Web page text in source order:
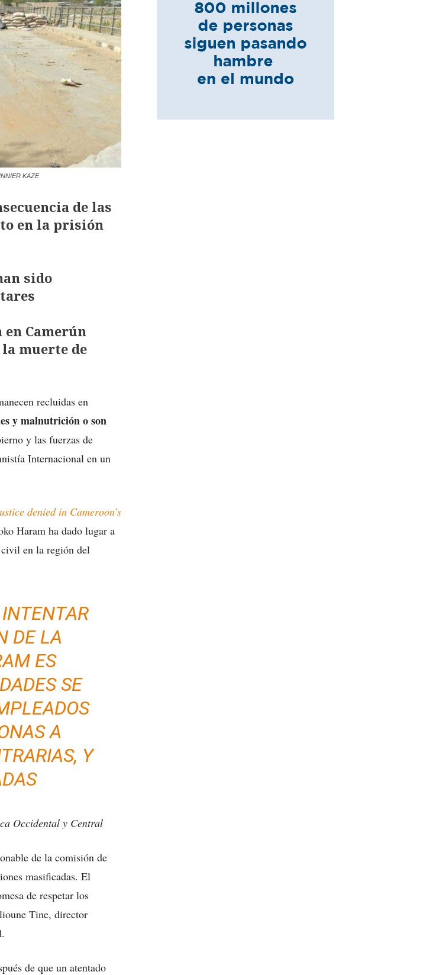
KAZE
de las
en la prisión
sido
en Camerún
muerte de
recluidas en
y malnutrición o son
y las fuerzas de
Internacional en un
denied in Cameroon’s
Haram ha dado lugar a
civil en la región del
DE LA
ES
SE
A
Y
Occidental y Central
de la comisión de
masificadas. El
de respetar los
Tine, director
de que un atentado